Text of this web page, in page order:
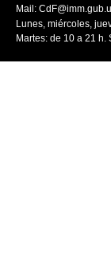
Mail:
Lunes, miércoles,
Martes: de 10 a 21